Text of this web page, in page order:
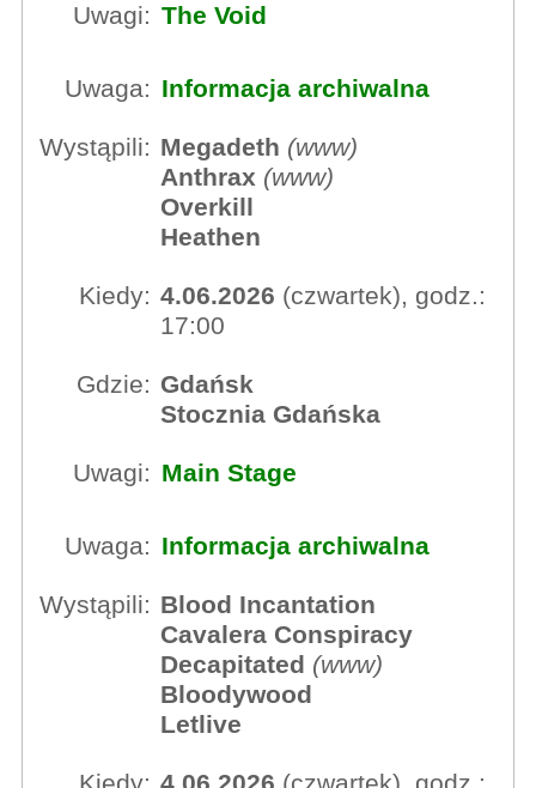
Uwagi: The Void
Uwaga: Informacja archiwalna
Wystąpili: Megadeth (www)
Anthrax (www)
Overkill
Heathen
Kiedy: 4.06.2026 (czwartek), godz.:
17:00
Gdzie: Gdańsk
Stocznia Gdańska
Uwagi: Main Stage
Uwaga: Informacja archiwalna
Wystąpili: Blood Incantation
Cavalera Conspiracy
Decapitated (www)
Bloodywood
Letlive